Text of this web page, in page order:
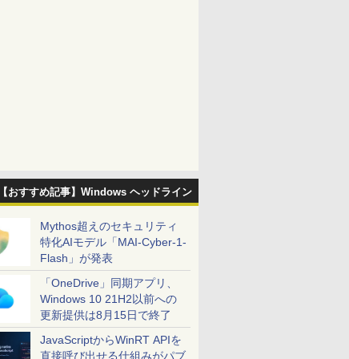
【おすすめ記事】Windows ヘッドライン
Mythos超えのセキュリティ
特化AIモデル「MAI-Cyber-1-
Flash」が発表
「OneDrive」同期アプリ、
Windows 10 21H2以前への
更新提供は8月15日で終了
JavaScriptからWinRT APIを
直接呼び出せる仕組みがパブ